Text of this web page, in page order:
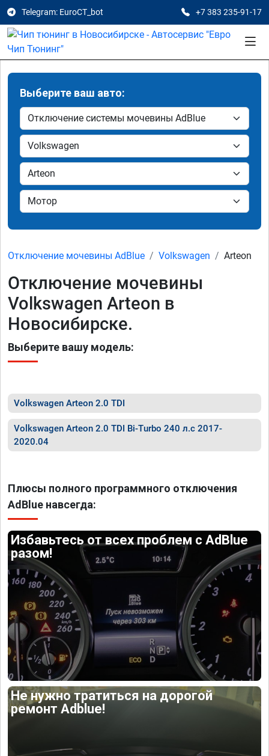
Telegram: EuroCT_bot +7 383 235-91-17
Выберите ваш авто:
Отключение мочевины AdBlue Volkswagen Arteon
Отключение мочевины
Volkswagen Arteon в
Новосибирске.
Выберите вашу модель:
Volkswagen Arteon 2.0 TDI
Volkswagen Arteon 2.0 TDI Bi-Turbo 240 л.с 2017-
2020.04
Плюсы полного программного отключения
AdBlue навсегда:
Избавьтесь от всех проблем с AdBlue
разом!
Не нужно тратиться на дорогой
ремонт Adblue!